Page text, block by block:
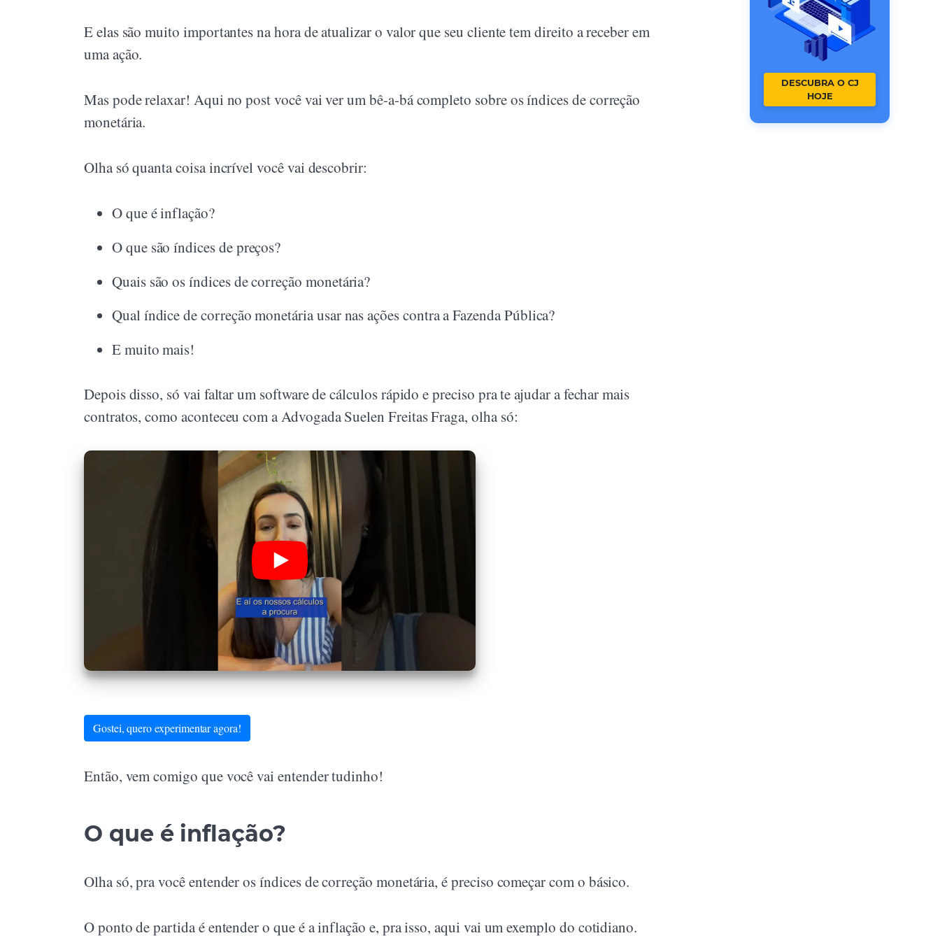
E elas são muito importantes na hora de atualizar o valor que seu cliente tem direito a receber em
uma ação.
Mas pode relaxar! Aqui no post você vai ver um bê-a-bá completo sobre os índices de correção
monetária.
Olha só quanta coisa incrível você vai descobrir:
O que é inflação?
O que são índices de preços?
Quais são os índices de correção monetária?
Qual índice de correção monetária usar nas ações contra a Fazenda Pública?
E muito mais!
Depois disso, só vai faltar um software de cálculos rápido e preciso pra te ajudar a fechar mais
contratos, como aconteceu com a Advogada Suelen Freitas Fraga, olha só:
Gostei, quero experimentar agora!
Então, vem comigo que você vai entender tudinho!
O que é inflação?
Olha só, pra você entender os índices de correção monetária, é preciso começar com o básico.
O ponto de partida é entender o que é a inflação e, pra isso, aqui vai um exemplo do cotidiano.
DESCUBRA O CJ
HOJE